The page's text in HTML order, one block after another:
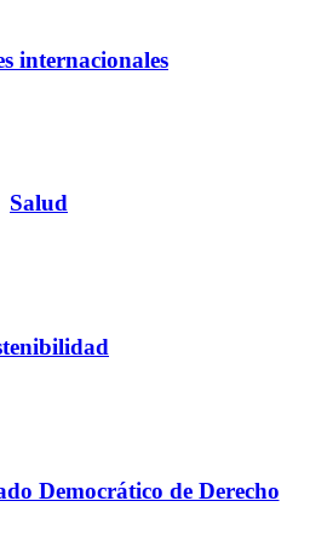
internacionales
Salud
Democrático de Derecho